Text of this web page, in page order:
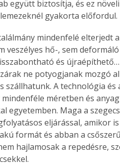
együtt biztosítja, és ez
gyakorta előfordul.
mindenfelé elterjedt
veszélyes hő-, sem
és
ne potyogjanak mozgó
szállhatunk. A technológia és
méretben és
egyetemben. Maga a
eljárással, amikor
formát és abban a
hajlamosak a repedésre,